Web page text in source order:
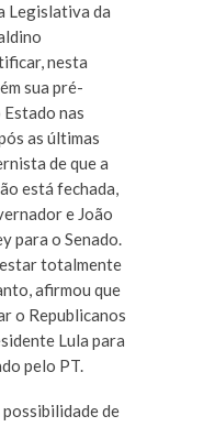
Legislativa da
nesta
sua pré-
nas
as últimas
de que a
está fechada,
e João
para o Senado.
totalmente
afirmou que
o Republicanos
Lula para
pelo PT.
possibilidade de